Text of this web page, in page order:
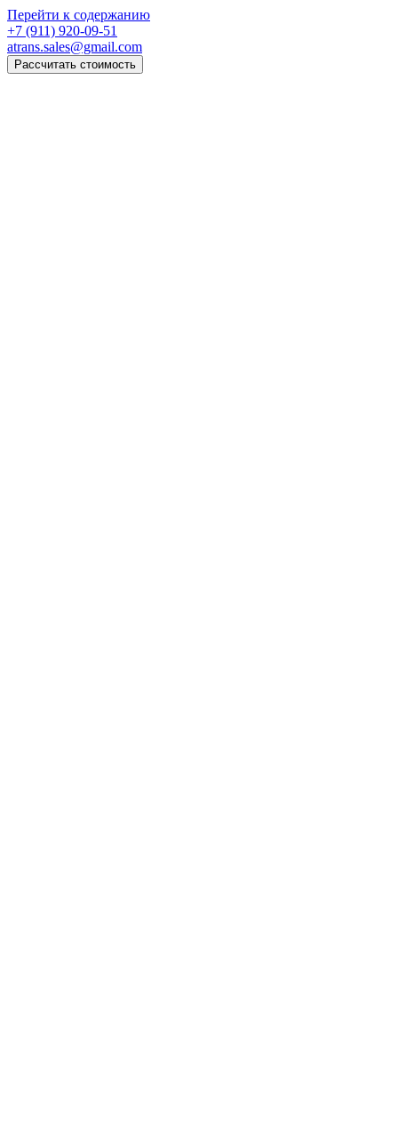
Перейти к содержанию
+7 (911) 920-09-51
atrans.sales@gmail.com
Рассчитать стоимость